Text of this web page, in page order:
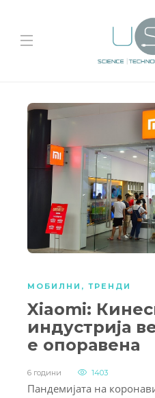
МОБИЛНИ , ТРЕНДИ
Xiaomi:
индустрија
е опоравена
6 години 1403
Пандемијата на